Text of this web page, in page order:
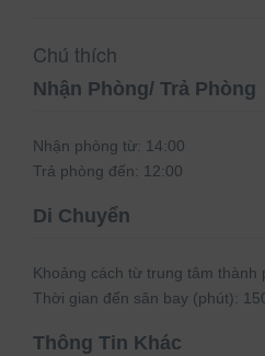
Chú thích
Nhận Phòng/ Trả Phòng
Nhận phòng từ: 14:00
Trả phòng đến: 12:00
Di Chuyển
Khoảng cách từ trung tâm thành
Thời gian đến sân bay (phút):
Thông Tin Khác